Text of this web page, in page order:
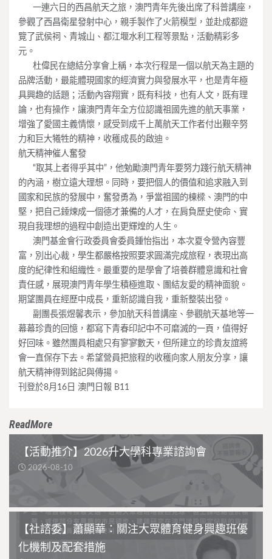
一連六日的西昌航天之旅，澳門青年先後出席了科普講座，
參觀了西昌衛星發射中心，親手製作了火箭模型，並赴成都遊
覽了武侯祠、青城山、都江堰水利工程等景點，活動精彩多
元。
杜偉民在總結分享會上稱，本次行程是一個以航天為主題的
品牌活動，最能體現國家的經濟實力與發展水平，也是青年極
具興趣的話題；活動內容翔實，既有科技，也有人文，既有理
論，也有操作，讓澳門青年全方位認識祖國先進的航天事業，
增強了愛國主義情懷，感受到成千上萬航天工作者付出艱辛努
力和巨大犧牲的精神，收穫成長的啟迪。
航天精神催人奮發
“取其上者得乎其中”，他勉勵澳門青年要努力踐行航天精神
的內涵，樹立遠大理想。同時，要把個人的價值和追求融入到
國家和民族的發展中，奮發勇為，爭當祖國的棟樑、澳門的中
堅，把自己錘煉成一個德才兼備的人才，在肩負歷史使命、實
現自我理想的過程中創造出更輝煌的人生。
澳門基金會行政委員會委員鍾怡指出，本次夏令營內容豐
富，別出心裁，學生都嚴格按照要求圓滿完成旅程，表現出高
度的紀律性和組織性。最重要的是學會了培養群體意識和社會
責任感，展現澳門青年學生積極進取、團結友愛的精神面貌。
期望團員在經歷中成長，重新認識自我，重新整裝出發。
副團長張煜馨表示，參加航天科普講座、參觀航天基地等一
幕幕珍貴的回憶，都寫下青春印記中不可磨滅的一頁，值得好
好回味。雖然團員相處只有寥寥數天，但所建立的珍貴友誼將
會一直保存下去。希望營員把旅程的收穫向家人朋友分享，讓
航天精神得到銘記與傳揚。
刊登於8月16日 澳門日報 B11
ReadMore
【活動推介】2026升大學科專業諮詢會
2026-08-10
【社諮委】蕭顯華：關注大眾體育健身興趣班優
化機制及配套措施